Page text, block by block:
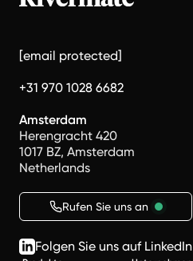
[email protected]
+31 970 1028 6682
Amsterdam
Herengracht 420
1017 BZ, Amsterdam
Netherlands
Rufen Sie uns an
Folgen Sie uns auf LinkedIn